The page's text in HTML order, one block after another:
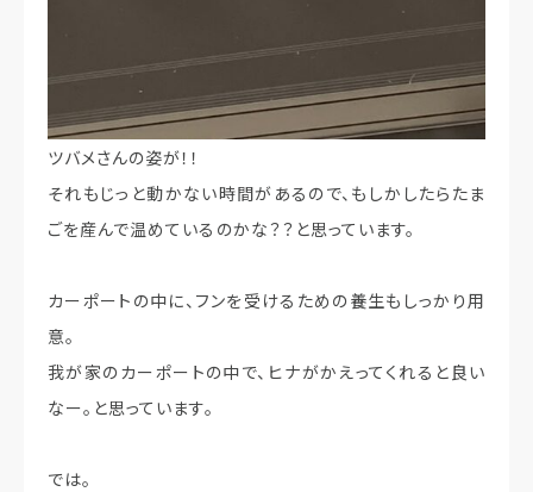
ツバメさんの姿が！！
それもじっと動かない時間があるので、もしかしたらたま
ごを産んで温めているのかな？？と思っています。
カーポートの中に、フンを受けるための養生もしっかり用
意。
我が家のカーポートの中で、ヒナがかえってくれると良い
なー。と思っています。
では。